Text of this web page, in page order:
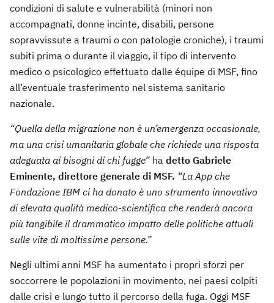
condizioni di salute e vulnerabilità (minori non
accompagnati, donne incinte, disabili, persone
sopravvissute a traumi o con patologie croniche), i traumi
subiti prima o durante il viaggio, il tipo di intervento
medico o psicologico effettuato dalle équipe di MSF, fino
all’eventuale trasferimento nel sistema sanitario
nazionale.
“Quella della migrazione non è un’emergenza occasionale,
ma una crisi umanitaria globale che richiede una risposta
adeguata ai bisogni di chi fugge” ha detto Gabriele
Eminente, direttore generale di MSF. “La App che
Fondazione IBM ci ha donato è uno strumento innovativo
di elevata qualità medico-scientifica che renderà ancora
più tangibile il drammatico impatto delle politiche attuali
sulle vite di moltissime persone.”
Negli ultimi anni MSF ha aumentato i propri sforzi per
soccorrere le popolazioni in movimento, nei paesi colpiti
dalle crisi e lungo tutto il percorso della fuga. Oggi MSF